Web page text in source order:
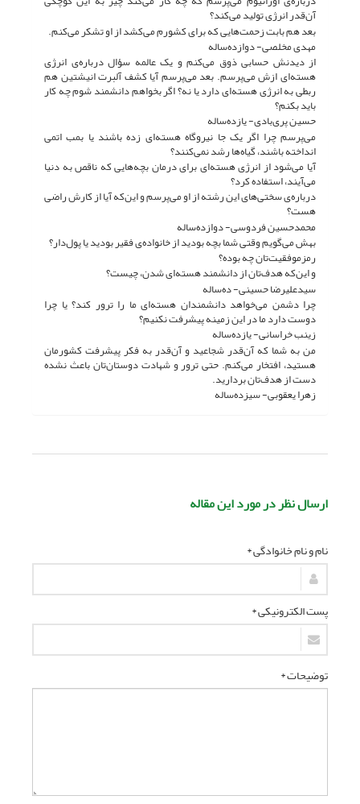
آن‌قدر انرژی تولید می‌کند؟
بعد هم بابت زحمت‌هایی که برای کشورم می‌کشد از او تشکر می‌کنم.
مهدی مخلصی- دوازده‌ساله
از دیدنش حسابی ذوق می‌کنم و یک عالمه سؤال درباره‌ی انرژی
هسته‌ای ازش می‌پرسم. بعد می‌پرسم آیا کشف آلبرت انیشتین هم
ربطی به انرژی هسته‌ای دارد یا نه؟ اگر بخواهم دانشمند شوم چه کار
باید بکنم؟
حسین پری‌بادی- یازده‌ساله
می‌پرسم چرا اگر یک جا نیروگاه هسته‌ای زده باشند یا بمب اتمی
انداخته باشند، گیاه‌ها رشد نمی‌کنند؟
آیا می‌شود از انرژی هسته‌ای برای درمان بچه‌هایی که ناقص به دنیا
می‌آیند، استفاده کرد؟
درباره‌ی سختی‌های این رشته از او می‌پرسم و این‌که آیا از کارش راضی
هست؟
محمدحسین فردوسی- دوازده‌ساله
بهش می‌گویم وقتی شما بچه بودید از خانواده‌ی فقیر بودید یا پول‌دار؟
رمزموفقیت‌تان چه بوده؟
و این‌که هدف‌تان از دانشمند هسته‌ای شدن، چیست؟
سیدعلیرضا حسینی- ده‌ساله
چرا دشمن می‌خواهد دانشمندان هسته‌ای ما را ترور کند؟ یا چرا
دوست دارد ما در این زمینه پیشرفت نکنیم؟
زینب خراسانی- یازده‌ساله
من به شما که آن‌قدر شجاعید و آن‌قدر به فکر پیشرفت کشورمان
هستید، افتخار می‌کنم. حتی ترور و شهادت دوستان‌تان باعث نشده
دست از هدف‌تان بردارید.
زهرا یعقوبی- سیزده‌ساله
ارسال نظر در مورد این مقاله
نام و نام خانوادگی *
پست الکترونیکی *
توضیحات *